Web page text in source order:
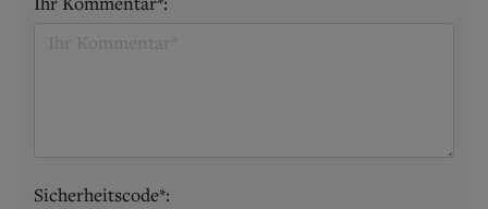
Sicherheitscode*: